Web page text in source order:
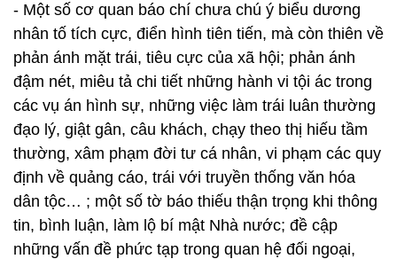
- Một số cơ quan báo chí chưa chú ý biểu dương
nhân tố tích cực, điển hình tiên tiến, mà còn thiên về
phản ánh mặt trái, tiêu cực của xã hội; phản ánh
đậm nét, miêu tả chi tiết những hành vi tội ác trong
các vụ án hình sự, những việc làm trái luân thường
đạo lý, giật gân, câu khách, chạy theo thị hiếu tầm
thường, xâm phạm đời tư cá nhân, vi phạm các quy
định về quảng cáo, trái với truyền thống văn hóa
dân tộc… ; một số tờ báo thiếu thận trọng khi thông
tin, bình luận, làm lộ bí mật Nhà nước; đề cập
những vấn đề phức tạp trong quan hệ đối ngoại,